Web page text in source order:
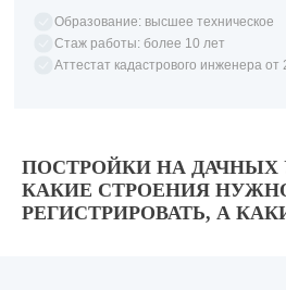
Образование: высшее техническое
Стаж работы: более 10 лет
Аттестат кадастрового инженера от
ПОСТРОЙКИ НА ДАЧНЫХ
КАКИЕ СТРОЕНИЯ
РЕГИСТРИРОВАТЬ, А